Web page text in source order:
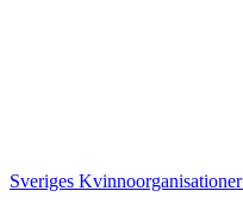
Sveriges Kvinnoorganisationer